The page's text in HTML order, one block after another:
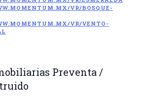
VR/BOSQUE-
VR/VENTO-
Preventa /